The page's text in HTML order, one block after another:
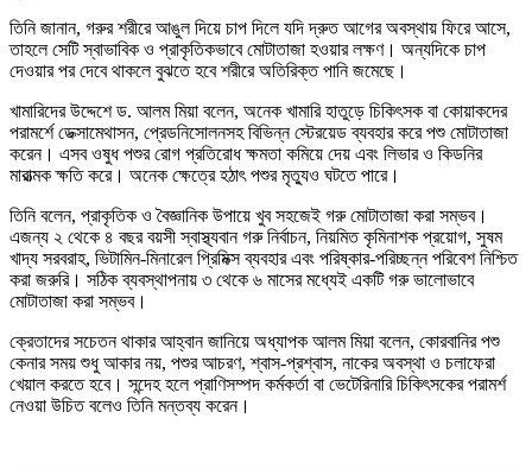
তিনি জানান, গরুর শরীরে আঙুল দিয়ে চাপ দিলে যদি দ্রুত আগের অবস্থায় ফিরে আসে,
তাহলে সেটি স্বাভাবিক ও প্রাকৃতিকভাবে মোটাতাজা হওয়ার লক্ষণ। অন্যদিকে চাপ
দেওয়ার পর দেবে থাকলে বুঝতে হবে শরীরে অতিরিক্ত পানি জমেছে।
খামারিদের উদ্দেশে ড. আলম মিয়া বলেন, অনেক খামারি হাতুড়ে চিকিৎসক বা কোয়াকদের
পরামর্শে ডেক্সামেথাসন, প্রেডনিসোলনসহ বিভিন্ন স্টেরয়েড ব্যবহার করে পশু মোটাতাজা
করেন। এসব ওষুধ পশুর রোগ প্রতিরোধ ক্ষমতা কমিয়ে দেয় এবং লিভার ও কিডনির
মারাত্মক ক্ষতি করে। অনেক ক্ষেত্রে হঠাৎ পশুর মৃত্যুও ঘটতে পারে।
তিনি বলেন, প্রাকৃতিক ও বৈজ্ঞানিক উপায়ে খুব সহজেই গরু মোটাতাজা করা সম্ভব।
এজন্য ২ থেকে ৪ বছর বয়সী স্বাস্থ্যবান গরু নির্বাচন, নিয়মিত কৃমিনাশক প্রয়োগ, সুষম
খাদ্য সরবরাহ, ভিটামিন-মিনারেল প্রিমিক্স ব্যবহার এবং পরিষ্কার-পরিচ্ছন্ন পরিবেশ নিশ্চিত
করা জরুরি। সঠিক ব্যবস্থাপনায় ৩ থেকে ৬ মাসের মধ্যেই একটি গরু ভালোভাবে
মোটাতাজা করা সম্ভব।
ক্রেতাদের সচেতন থাকার আহ্বান জানিয়ে অধ্যাপক আলম মিয়া বলেন, কোরবানির পশু
কেনার সময় শুধু আকার নয়, পশুর আচরণ, শ্বাস-প্রশ্বাস, নাকের অবস্থা ও চলাফেরা
খেয়াল করতে হবে। সন্দেহ হলে প্রাণিসম্পদ কর্মকর্তা বা ভেটেরিনারি চিকিৎসকের পরামর্শ
নেওয়া উচিত বলেও তিনি মন্তব্য করেন।